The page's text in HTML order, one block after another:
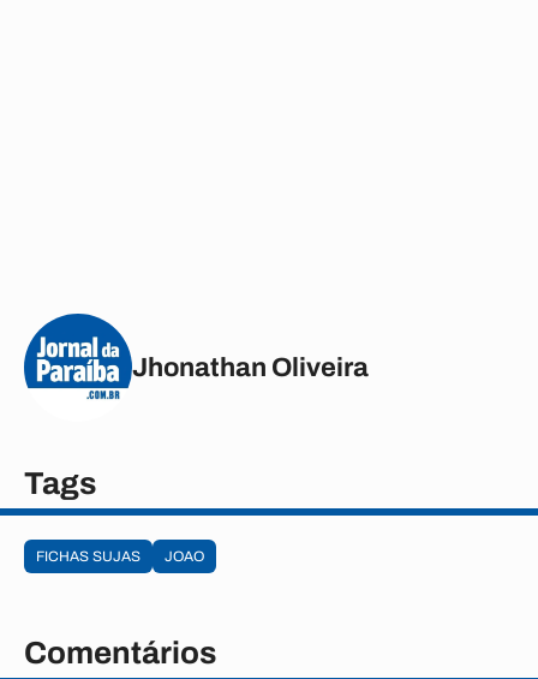
Jhonathan Oliveira
Tags
FICHAS SUJAS JOAO
Comentários